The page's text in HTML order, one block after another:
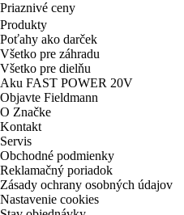
Priaznivé ceny
Produkty
Poťahy ako darček
Všetko pre záhradu
Všetko pre dielňu
Aku FAST POWER 20V
Objavte Fieldmann
O Značke
Kontakt
Servis
Obchodné podmienky
Reklamačný poriadok
Zásady ochrany osobných údajov
Nastavenie cookies